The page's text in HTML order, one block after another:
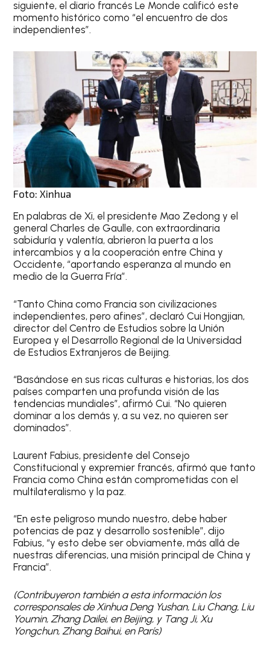
siguiente, el diario francés Le Monde calificó este
momento histórico como “el encuentro de dos
independientes”.
Foto: Xinhua
En palabras de Xi, el presidente Mao Zedong y el
general Charles de Gaulle, con extraordinaria
sabiduría y valentía, abrieron la puerta a los
intercambios y a la cooperación entre China y
Occidente, “aportando esperanza al mundo en
medio de la Guerra Fría”.
“Tanto China como Francia son civilizaciones
independientes, pero afines”, declaró Cui Hongjian,
director del Centro de Estudios sobre la Unión
Europea y el Desarrollo Regional de la Universidad
de Estudios Extranjeros de Beijing.
“Basándose en sus ricas culturas e historias, los dos
países comparten una profunda visión de las
tendencias mundiales”, afirmó Cui. “No quieren
dominar a los demás y, a su vez, no quieren ser
dominados”.
Laurent Fabius, presidente del Consejo
Constitucional y expremier francés, afirmó que tanto
Francia como China están comprometidas con el
multilateralismo y la paz.
“En este peligroso mundo nuestro, debe haber
potencias de paz y desarrollo sostenible”, dijo
Fabius, “y esto debe ser obviamente, más allá de
nuestras diferencias, una misión principal de China y
Francia”.
(Contribuyeron también a esta información los
corresponsales de Xinhua Deng Yushan, Liu Chang, Liu
Youmin, Zhang Dailei, en Beijing, y Tang Ji, Xu
Yongchun, Zhang Baihui, en París)